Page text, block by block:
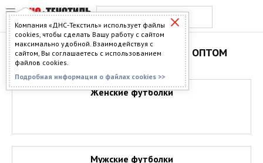
Компания «ДНС-Текстиль» использует файлы
cookies, чтобы сделать Вашу работу с сайтом
максимально удобной. Взаимодействуя с
сайтом, Вы соглашаетесь с использованием
файлов cookies.
Подробная информация о файлах cookies >>
ФУТБОЛКИ ИЗ ИВАНОВО ОПТОМ
Женские футболки
Мужские футболки